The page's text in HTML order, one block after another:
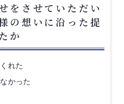
をさせていただい
の想いに沿った提
か
れた
かった